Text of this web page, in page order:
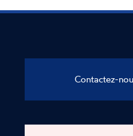
situation de handicap.